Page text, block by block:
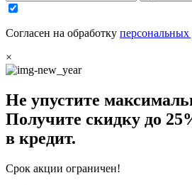
Согласен на обработку
×
Не упустите
Получите скидку до
в кредит.
Срок акции ограничен!